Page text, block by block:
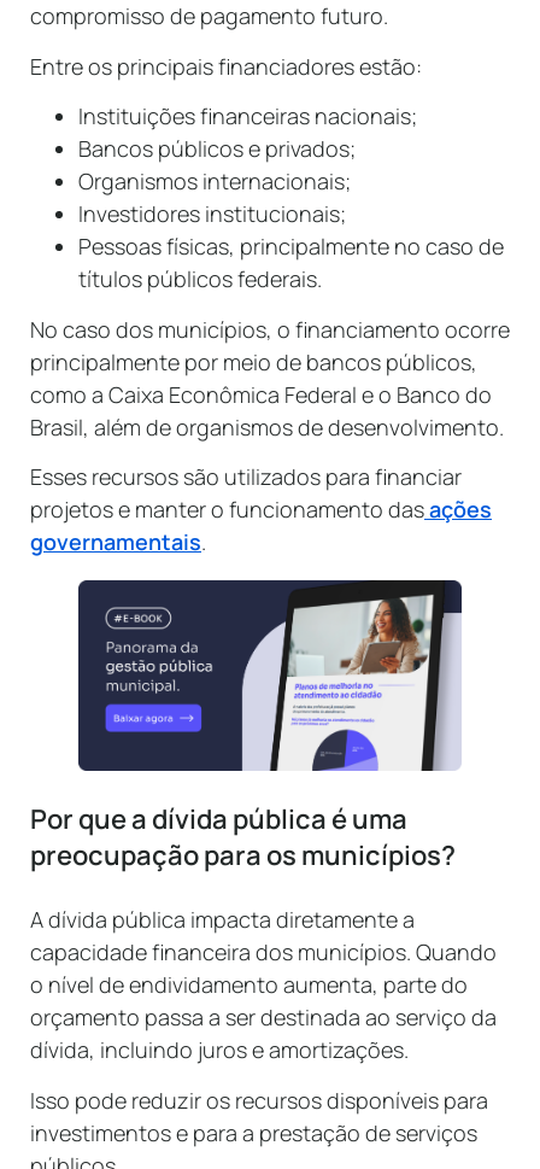
compromisso de pagamento futuro.
Entre os principais financiadores estão:
Instituições financeiras nacionais;
Bancos públicos e privados;
Organismos internacionais;
Investidores institucionais;
Pessoas físicas, principalmente no caso de
títulos públicos federais.
No caso dos municípios, o financiamento ocorre
principalmente por meio de bancos públicos,
como a Caixa Econômica Federal e o Banco do
Brasil, além de organismos de desenvolvimento.
Esses recursos são utilizados para financiar
projetos e manter o funcionamento dasações
governamentais.
Por que a dívida pública é uma
preocupação para os municípios?
A dívida pública impacta diretamente a
capacidade financeira dos municípios. Quando
o nível de endividamento aumenta, parte do
orçamento passa a ser destinada ao serviço da
dívida, incluindo juros e amortizações.
Isso pode reduzir os recursos disponíveis para
investimentos e para a prestação de serviços